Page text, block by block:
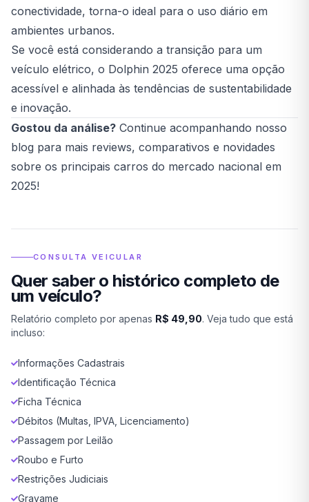
conectividade, torna-o ideal para o uso diário em
ambientes urbanos.
Se você está considerando a transição para um
veículo elétrico, o Dolphin 2025 oferece uma opção
acessível e alinhada às tendências de sustentabilidade
e inovação.
Gostou da análise? Continue acompanhando nosso
blog para mais reviews, comparativos e novidades
sobre os principais carros do mercado nacional em
2025!
CONSULTA VEICULAR
Quer saber o histórico completo de
um veículo?
Relatório completo por apenas R$ 49,90. Veja tudo que está
incluso:
Informações Cadastrais
Identificação Técnica
Ficha Técnica
Débitos (Multas, IPVA, Licenciamento)
Passagem por Leilão
Roubo e Furto
Restrições Judiciais
Gravame